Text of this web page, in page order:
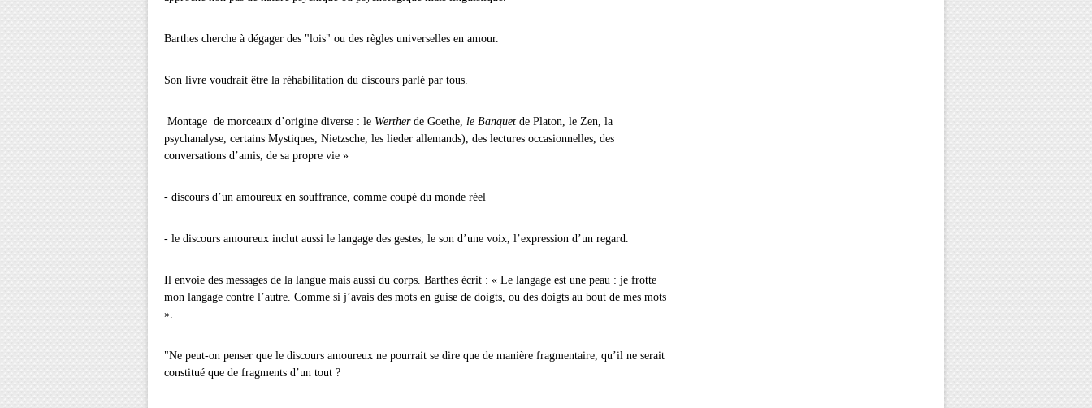
Barthes cherche à dégager des "lois" ou des règles universelles en amour.
Son livre voudrait être la réhabilitation du discours parlé par tous.
Montage de morceaux d’origine diverse : le Wertherde Goethe, le Banquet de Platon, le Zen, la
psychanalyse, certains Mystiques, Nietzsche, les lieder allemands), des lectures occasionnelles, des
conversations d’amis, de sa propre vie »
- discours d’un amoureux en souffrance, comme coupé du monde réel
- le discours amoureux inclut aussi le langage des gestes, le son d’une voix, l’expression d’un regard.
Il envoie des messages de la langue mais aussi du corps. Barthes écrit : « Le langage est une peau : je frotte
mon langage contre l’autre. Comme si j’avais des mots en guise de doigts, ou des doigts au bout de mes mots
».
"Ne peut-on penser que le discours amoureux ne pourrait se dire que de manière fragmentaire, qu’il ne serait
constitué que de fragments d’un tout ?